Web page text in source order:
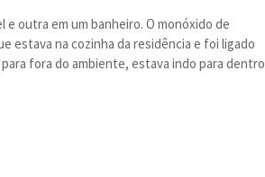
outra em um banheiro. O monóxido de
estava na cozinha da residência e foi ligado
fora do ambiente, estava indo para dentro